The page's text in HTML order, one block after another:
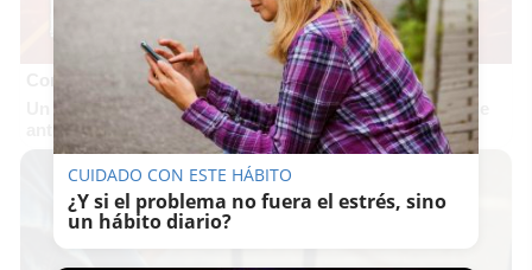
Corepunk MMORPG
Un verdadero MMORPG de la vieja escuela ¡Cómo los de
antes, pero mejor!
CUIDADO CON ESTE HÁBITO
¿Y si el problema no fuera el estrés, sino
un hábito diario?